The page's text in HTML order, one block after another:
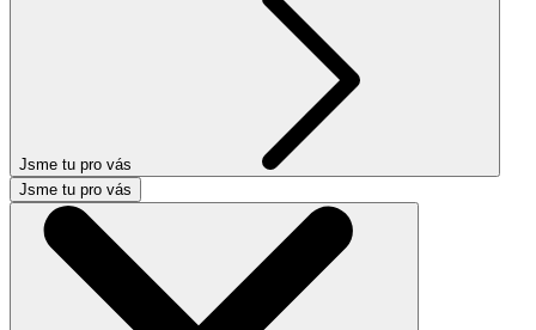
Jsme tu pro vás
Jsme tu pro vás